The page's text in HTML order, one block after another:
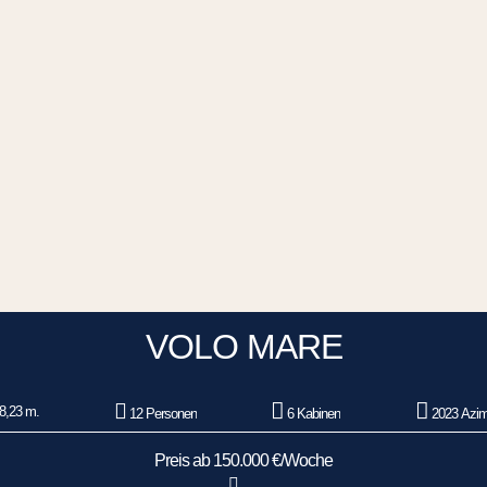
VOLO MARE
m. 12 Personen 6 Kabinen 2023
Preis ab 150.000 €/Woche